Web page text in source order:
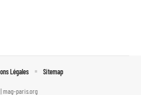
mag-paris.org
Légales Sitemap